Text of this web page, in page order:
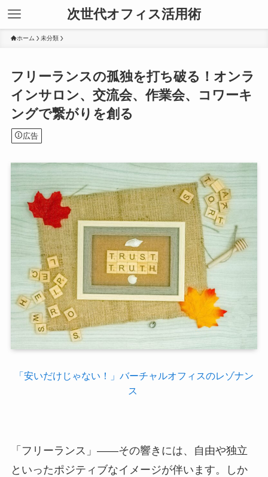
次世代オフィス活用術
ホーム 未分類
フリーランスの孤独を打ち破る！オンラ
インサロン、交流会、作業会、コワーキ
ングで繋がりを創る
広告
「安いだけじゃない！」バーチャルオフィスのレゾナン
ス
「フリーランス」――その響きには、自由や独立
といったポジティブなイメージが伴います。しか